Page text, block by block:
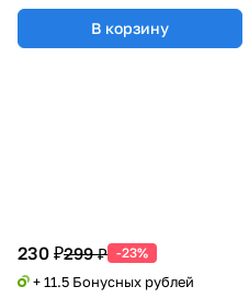
В корзину
230 ₽299 ₽ -23%
+ 11.5 Бонусных рублей